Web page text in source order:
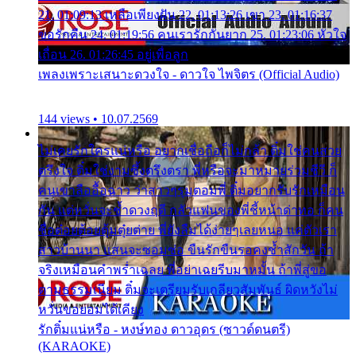
21. 01:09:13 เหลือเพียงฝัน 22. 01:13:26 เขา 23. 01:16:37
ขอรักคืน 24. 01:19:56 คนเรารักกันยาก 25. 01:23:06 หัวใจ
เถื่อน 26. 01:26:45 อยู่เพื่อลูก
เพลงเพราะเสนาะดวงใจ - ดาวใจ ไพจิตร (Official Audio)
144 views • 10.07.2569
ไม่เคยรักใครแน่หรือ อยากเชื่อถือก็ไม่กล้า ติ๋มใช่คนสวย
ตรึงใจ ติ๋มใช่งามซึ้งตรึงตรา พี่หรือจะมาหมายร่วมชีวี ก็
คนเขาลืออื้อฉาว ว่าสาวๆรุมตอมพี่ ติ๋มอยากรับรักเหมือน
กัน แต่หวั่นจะช้ำดวงฤดี กลัวแฟนของพี่ชี้หน้าด่าทอ ก็คน
ชื่อต๋อยต้อยตุ้มตุ๋ยต่าย พี่ยังลืมได้ง่ายๆเลยหนอ แค่ตัวเรา
สาวบ้านนา แสนจะซอมซ่อ ขืนรักขืนรอคงช้ำสักวัน ถ้า
จริงเหมือนคำพร่ำเฉลย พี่อย่าเฉยรีบมาหมั้น ถ้าพี่สู่ขอ
ตามธรรมเนียม ติ๋มจะเตรียมรับเกลียวสัมพันธ์ ผิดหวังไม่
หวั่นขอยอมได้เคียง
รักติ๋มแน่หรือ - หงษ์ทอง ดาวอุดร (ซาวด์ดนตรี)
(KARAOKE)